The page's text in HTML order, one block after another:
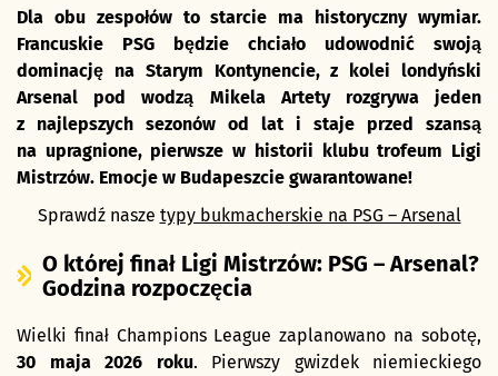
Dla obu zespołów to starcie ma historyczny wymiar.
Francuskie PSG będzie chciało udowodnić swoją
dominację na Starym Kontynencie, z kolei londyński
Arsenal pod wodzą Mikela Artety rozgrywa jeden
z najlepszych sezonów od lat i staje przed szansą
na upragnione, pierwsze w historii klubu trofeum Ligi
Mistrzów. Emocje w Budapeszcie gwarantowane!
Sprawdź nasze typy bukmacherskie na PSG – Arsenal
O której finał Ligi Mistrzów: PSG – Arsenal?
Godzina rozpoczęcia
Wielki finał Champions League zaplanowano na sobotę,
30 maja 2026 roku. Pierwszy gwizdek niemieckiego